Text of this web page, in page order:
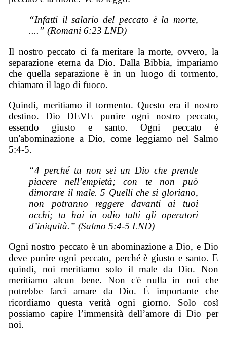
“Infatti il salario del peccato è la morte,
....” (Romani 6:23 LND)
Il nostro peccato ci fa meritare la morte, ovvero, la
separazione eterna da Dio. Dalla Bibbia, impariamo
che quella separazione è in un luogo di tormento,
chiamato il lago di fuoco.
Quindi, meritiamo il tormento. Questo era il nostro
destino. Dio DEVE punire ogni nostro peccato,
essendo giusto e santo. Ogni peccato è
un'abominazione a Dio, come leggiamo nel Salmo
5:4-5.
“4 perché tu non sei un Dio che prende
piacere nell’empietà; con te non può
dimorare il male. 5 Quelli che si gloriano,
non potranno reggere davanti ai tuoi
occhi; tu hai in odio tutti gli operatori
d’iniquità.” (Salmo 5:4-5 LND)
Ogni nostro peccato è un abominazione a Dio, e Dio
deve punire ogni peccato, perché è giusto e santo. E
quindi, noi meritiamo solo il male da Dio. Non
meritiamo alcun bene. Non c'è nulla in noi che
potrebbe farci amare da Dio. È importante che
ricordiamo questa verità ogni giorno. Solo così
possiamo capire l’immensità dell’amore di Dio per
noi.